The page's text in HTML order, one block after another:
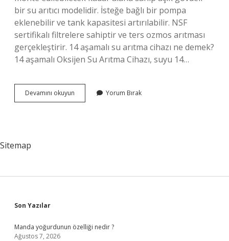
bir su arıtıcı modelidir. İsteğe bağlı bir pompa
eklenebilir ve tank kapasitesi artırılabilir. NSF
sertifikalı filtrelere sahiptir ve ters ozmos arıtması
gerçekleştirir. 14 aşamalı su arıtma cihazı ne demek?
14 aşamalı Oksijen Su Arıtma Cihazı, suyu 14…
Devamını okuyun
Aşamalı
Yorum Bırak
Sitemap
Sidebar
Son Yazılar
Manda yoğurdunun özelliği nedir ?
Ağustos 7, 2026